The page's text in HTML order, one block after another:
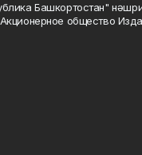
Башкортостан"
общество